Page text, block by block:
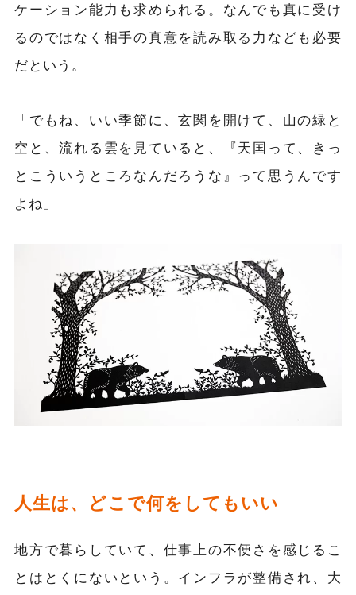
ケーション能力も求められる。なんでも真に受け
るのではなく相手の真意を読み取る力なども必要
だという。
「でもね、いい季節に、玄関を開けて、山の緑と
空と、流れる雲を見ていると、『天国って、きっ
とこういうところなんだろうな』って思うんです
よね」
人生は、どこで何をしてもいい
地方で暮らしていて、仕事上の不便さを感じるこ
とはとくにないという。インフラが整備され、大